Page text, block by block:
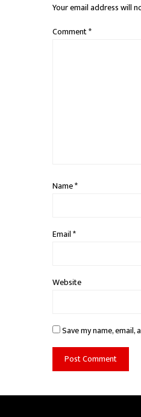
Your email address will
Comment*
Name*
Email*
Website
Save my name,